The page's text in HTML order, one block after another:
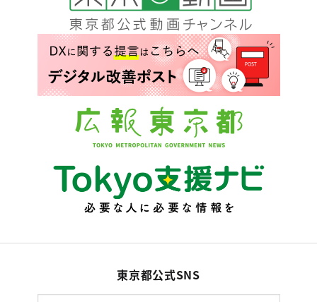
東京都公式SNS